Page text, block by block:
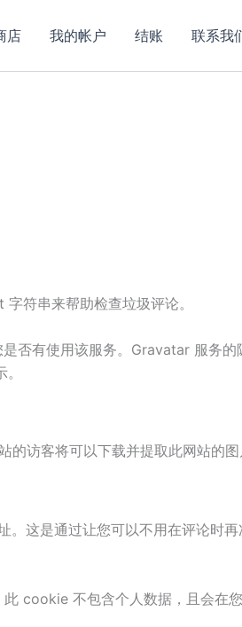
店 我的帐户 结账 联系我
符串来帮助检查垃圾评论。
否有使用该服务。Gravatar 服务的
访客将可以下载并提取此网站的图
这是通过让您可以不用在评论时再
cookie 不包含个人数据，且会在您